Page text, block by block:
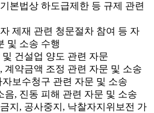
본법상 하도급제한 등 규제 관련
제재 관련 청문절차 참여 등 자
및 소송 수행
및 건설업 양도 관련 자문
계약금액 조정 관련 자문 및 소송
자보수청구 관련 자문 및 소송
음, 진동 피해 관련 자문 및 소송
지, 공사중지, 낙찰자지위보전 가